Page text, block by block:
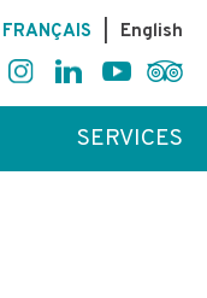
FRANÇAIS English
SERVICES